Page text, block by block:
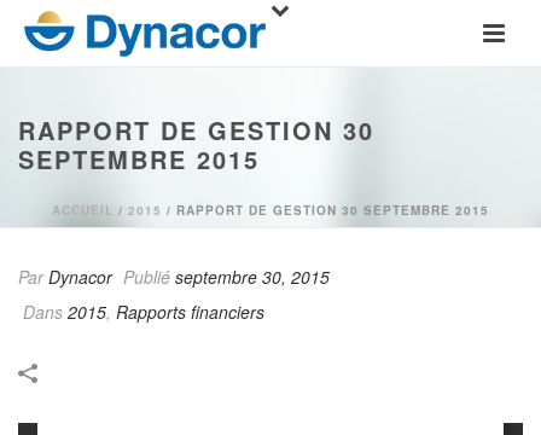
RAPPORT DE GESTION 30
SEPTEMBRE 2015
ACCUEIL / 2015 / RAPPORT DE GESTION 30 SEPTEMBRE 2015
ParDynacor Publié septembre 30, 2015
Dans 2015, Rapports financiers